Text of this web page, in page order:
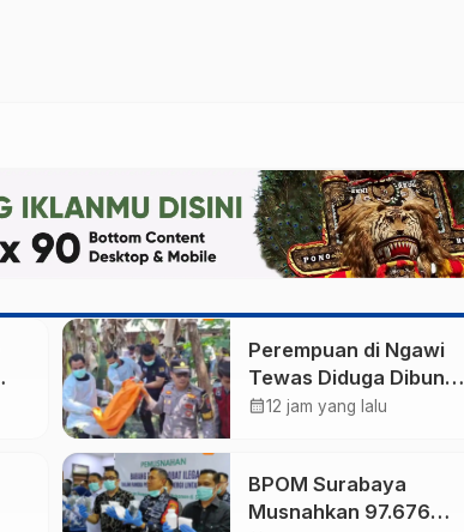
Perempuan di Ngawi
Tewas Diduga Dibunuh
Anak Kandungnya
calendar_month12 jam yang lalu
BPOM Surabaya
Musnahkan 97.676